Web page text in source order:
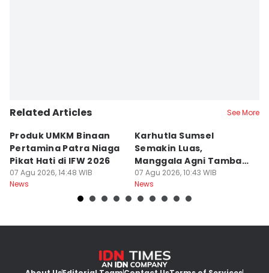
Related Articles See More
Produk UMKM Binaan
Pertamina Patra Niaga
Pikat Hati di IFW 2026
07 Agu 2026, 14:48 WIB
News
Karhutla Sumsel
Semakin Luas,
Manggala Agni Tambah
Regu Pemadam
07 Agu 2026, 10:43 WIB
News